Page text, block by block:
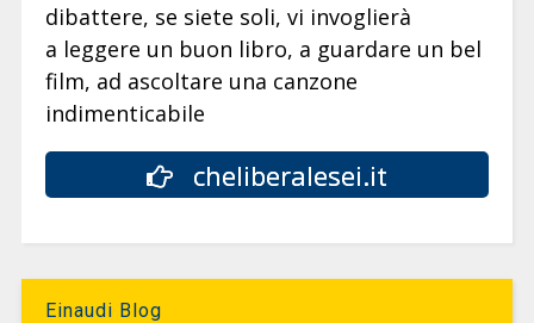
dibattere, se siete soli, vi invoglierà
a leggere un buon libro, a guardare un bel
film, ad ascoltare una canzone
indimenticabile
cheliberalesei.it
Einaudi Blog